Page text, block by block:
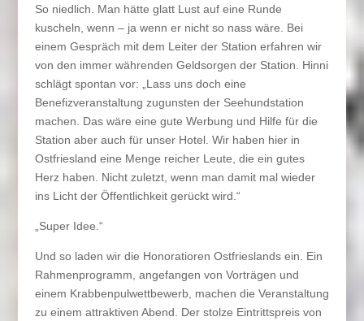
So niedlich. Man hätte glatt Lust auf eine Runde
kuscheln, wenn – ja wenn er nicht so nass wäre. Bei
einem Gespräch mit dem Leiter der Station erfahren wir
von den immer währenden Geldsorgen der Station. Hinni
schlägt spontan vor: „Lass uns doch eine
Benefizveranstaltung zugunsten der Seehundstation
machen. Das wäre eine gute Werbung und Hilfe für die
Station aber auch für unser Hotel. Wir haben hier in
Ostfriesland eine Menge reicher Leute, die ein gutes
Herz haben. Nicht zuletzt, wenn man damit mal wieder
ins Licht der Öffentlichkeit gerückt wird.“
„Super Idee.“
Und so laden wir die Honoratioren Ostfrieslands ein. Ein
Rahmenprogramm, angefangen von Vorträgen und
einem Krabbenpulwettbewerb, machen die Veranstaltung
zu einem attraktiven Abend. Der stolze Eintrittspreis von